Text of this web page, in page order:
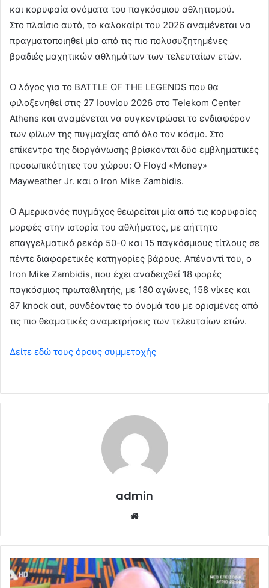
και κορυφαία ονόματα του παγκόσμιου αθλητισμού.
Στο πλαίσιο αυτό, το καλοκαίρι του 2026 αναμένεται να
πραγματοποιηθεί μία από τις πιο πολυσυζητημένες
βραδιές μαχητικών αθλημάτων των τελευταίων ετών.
Ο λόγος για το BATTLE OF THE LEGENDS που θα
φιλοξενηθεί στις 27 Ιουνίου 2026 στο Telekom Center
Athens και αναμένεται να συγκεντρώσει το ενδιαφέρον
των φίλων της πυγμαχίας από όλο τον κόσμο. Στο
επίκεντρο της διοργάνωσης βρίσκονται δύο εμβληματικές
προσωπικότητες του χώρου: O Floyd «Money»
Mayweather Jr. και ο Iron Mike Zambidis.
Ο Αμερικανός πυγμάχος θεωρείται μία από τις κορυφαίες
μορφές στην ιστορία του αθλήματος, με αήττητο
επαγγελματικό ρεκόρ 50-0 και 15 παγκόσμιους τίτλους σε
πέντε διαφορετικές κατηγορίες βάρους. Απέναντί του, ο
Iron Mike Zambidis, που έχει αναδειχθεί 18 φορές
παγκόσμιος πρωταθλητής, με 180 αγώνες, 158 νίκες και
87 knock out, συνδέοντας το όνομά του με ορισμένες από
τις πιο θεαματικές αναμετρήσεις των τελευταίων ετών.
Δείτε εδώ τους όρους συμμετοχής
admin